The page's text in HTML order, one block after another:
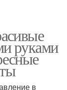
руками
в